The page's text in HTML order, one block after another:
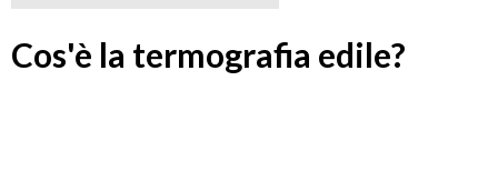
Cos'è la termografia edile?